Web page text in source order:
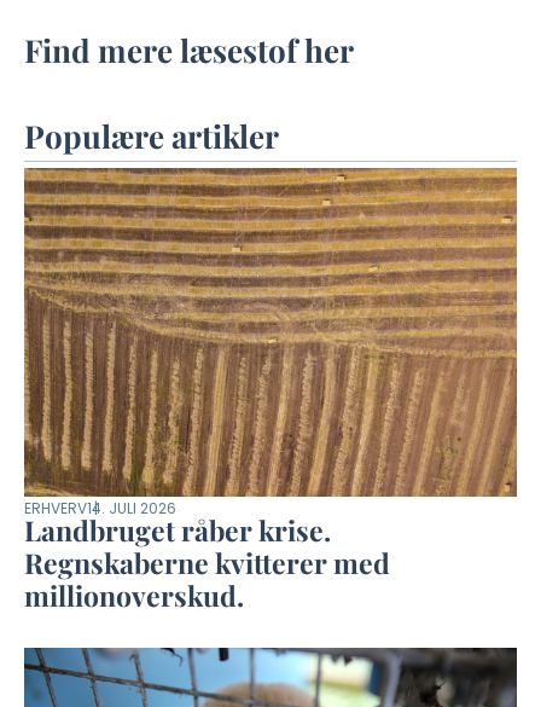
Find mere læsestof her
Populære artikler
ERHVERV14. JULI 2026
Landbruget råber krise.
Regnskaberne kvitterer med
millionoverskud.